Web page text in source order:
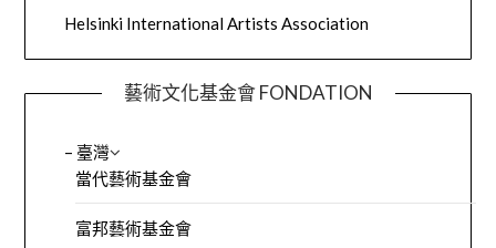
Helsinki International Artists Association
藝術文化基金會 FONDATION
– 臺灣
當代藝術基金會
富邦藝術基金會